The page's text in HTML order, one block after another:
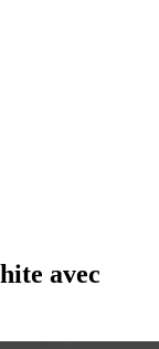
avec